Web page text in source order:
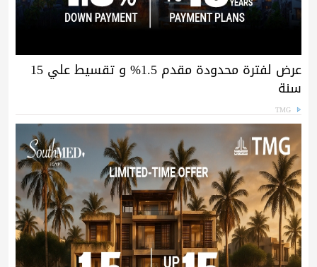
عرض لفترة محدودة مقدم 1.5% و تقسيط علي 15
سنة
TMG